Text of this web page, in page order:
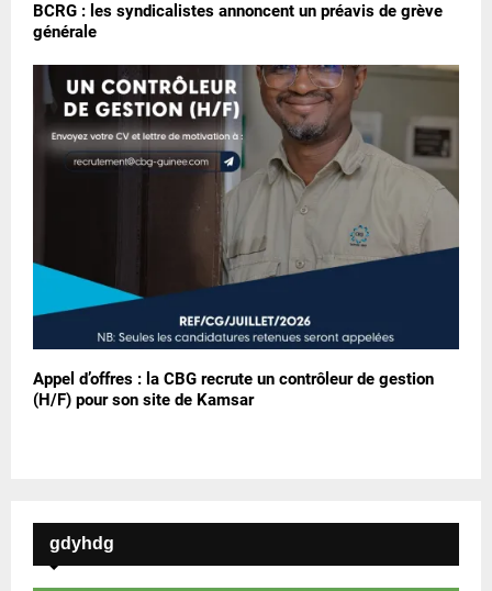
BCRG : les syndicalistes annoncent un préavis de grève
générale
Appel d’offres : la CBG recrute un contrôleur de gestion
(H/F) pour son site de Kamsar
gdyhdg